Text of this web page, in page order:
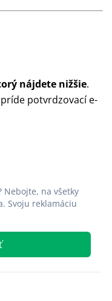
nájdete nižšie.
potvrdzovací e-